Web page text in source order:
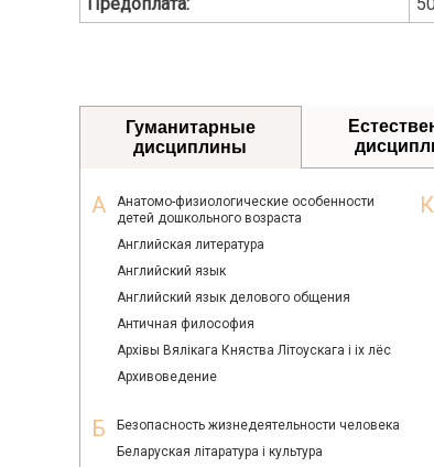
Гуманитарные
дисциплины
Анатомо-физиологические особенности
детей дошкольного возраста
Английская литература
Английский язык
Английский язык делового общения
Античная философия
Архiвы Вялiкага Княства Лiтоускага i ix лёс
Архивоведение
Безопасность жизнедеятельности человека
Беларуская лiтаратура i культура